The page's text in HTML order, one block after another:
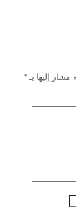
مشار إليها بـ *